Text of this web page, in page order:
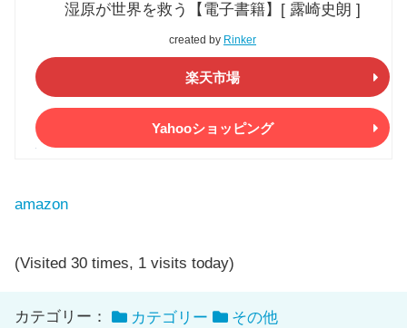
湿原が世界を救う【電子書籍】[ 露崎史朗 ]
created by Rinker
楽天市場
Yahooショッピング
amazon
(Visited 30 times, 1 visits today)
カテゴリー： カテゴリー
その他